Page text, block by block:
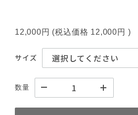
12,000円 (税込価格 12,000円 )
サイズ
数量